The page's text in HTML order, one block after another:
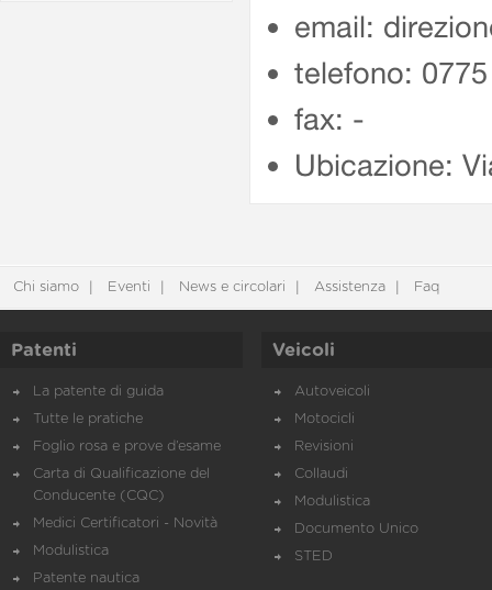
email:
telefono:
fax: -
Ubicazione:
Chi siamo Eventi News e circolari Assistenza Faq
Patenti
La patente di guida
Tutte le pratiche
Foglio rosa e prove d’esame
Carta di Qualificazione del
Conducente (CQC)
Medici Certificatori - Novità
Modulistica
Patente nautica
Veicoli
Autoveicoli
Motocicli
Revisioni
Collaudi
Modulistica
Documento Unico
STED